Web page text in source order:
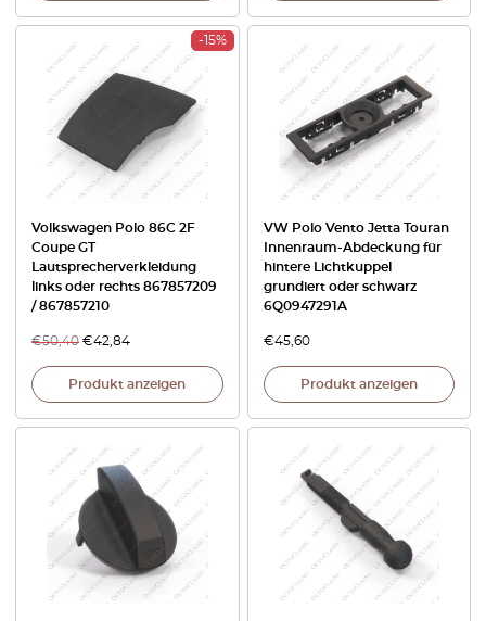
-15%
Volkswagen Polo 86C 2F
Coupe GT
Lautsprecherverkleidung
links oder rechts 867857209
/ 867857210
€50,40 €42,84
Produkt anzeigen
VW Polo Vento Jetta Touran
Innenraum-Abdeckung für
hintere Lichtkuppel
grundiert oder schwarz
6Q0947291A
€45,60
Produkt anzeigen